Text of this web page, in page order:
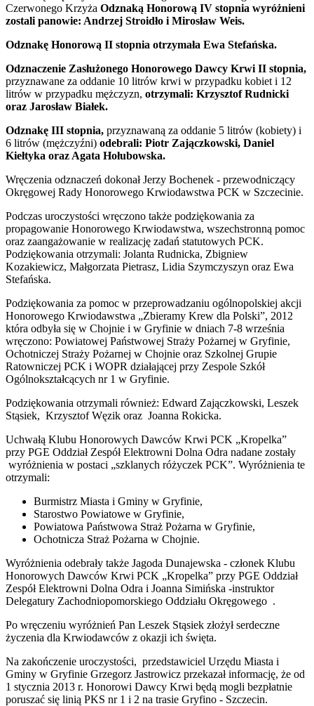
Czerwonego Krzyża Odznaką Honorową IV stopnia wyróżnieni
zostali panowie: Andrzej Stroidło i Mirosław Weis.
Odznakę Honorową II stopnia otrzymała Ewa Stefańska.
Odznaczenie Zasłużonego Honorowego Dawcy Krwi II stopnia,
przyznawane za oddanie 10 litrów krwi w przypadku kobiet i 12
litrów w przypadku mężczyzn, otrzymali: Krzysztof Rudnicki
oraz Jarosław Białek.
Odznakę III stopnia, przyznawaną za oddanie 5 litrów (kobiety) i
6 litrów (mężczyźni) odebrali: Piotr Zajączkowski, Daniel
Kiełtyka oraz Agata Hołubowska.
Wręczenia odznaczeń dokonał Jerzy Bochenek - przewodniczący
Okręgowej Rady Honorowego Krwiodawstwa PCK w Szczecinie.
Podczas uroczystości wręczono także podziękowania za
propagowanie Honorowego Krwiodawstwa, wszechstronną pomoc
oraz zaangażowanie w realizację zadań statutowych PCK.
Podziękowania otrzymali: Jolanta Rudnicka, Zbigniew
Kozakiewicz, Małgorzata Pietrasz, Lidia Szymczyszyn oraz Ewa
Stefańska.
Podziękowania za pomoc w przeprowadzaniu ogólnopolskiej akcji
Honorowego Krwiodawstwa „Zbieramy Krew dla Polski”, 2012
która odbyła się w Chojnie i w Gryfinie w dniach 7-8 września
wręczono: Powiatowej Państwowej Straży Pożarnej w Gryfinie,
Ochotniczej Straży Pożarnej w Chojnie oraz Szkolnej Grupie
Ratowniczej PCK i WOPR działającej przy Zespole Szkół
Ogólnokształcących nr 1 w Gryfinie.
Podziękowania otrzymali również: Edward Zajączkowski, Leszek
Stąsiek, Krzysztof Węzik oraz Joanna Rokicka.
Uchwałą Klubu Honorowych Dawców Krwi PCK „Kropelka”
przy PGE Oddział Zespół Elektrowni Dolna Odra nadane zostały
wyróżnienia w postaci „szklanych różyczek PCK”. Wyróżnienia te
otrzymali:
Burmistrz Miasta i Gminy w Gryfinie,
Starostwo Powiatowe w Gryfinie,
Powiatowa Państwowa Straż Pożarna w Gryfinie,
Ochotnicza Straż Pożarna w Chojnie.
Wyróżnienia odebrały także Jagoda Dunajewska - członek Klubu
Honorowych Dawców Krwi PCK „Kropelka” przy PGE Oddział
Zespół Elektrowni Dolna Odra i Joanna Simińska -instruktor
Delegatury Zachodniopomorskiego Oddziału Okręgowego .
Po wręczeniu wyróżnień Pan Leszek Stąsiek złożył serdeczne
życzenia dla Krwiodawców z okazji ich święta.
Na zakończenie uroczystości, przedstawiciel Urzędu Miasta i
Gminy w Gryfinie Grzegorz Jastrowicz przekazał informację, że od
1 stycznia 2013 r. Honorowi Dawcy Krwi będą mogli bezpłatnie
poruszać się linią PKS nr 1 i 2 na trasie Gryfino - Szczecin.